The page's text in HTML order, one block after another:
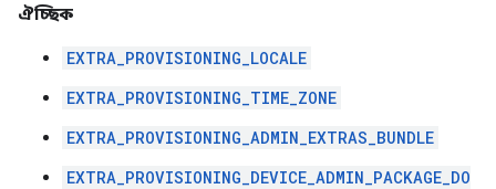
ঐচ্ছিক
EXTRA_PROVISIONING_LOCALE
EXTRA_PROVISIONING_TIME_ZONE
EXTRA_PROVISIONING_ADMIN_EXTRAS_BUNDLE
EXTRA_PROVISIONING_DEVICE_ADMIN_PACKAGE_DO